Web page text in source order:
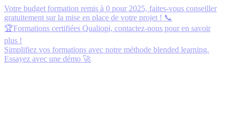
Votre budget formation remis à 0 pour 2025, faites-vous conseiller
gratuitement sur la mise en place de votre projet ! 📞
🏆Formations certifiées Qualiopi, contactez-nous pour en savoir
plus !
Simplifiez vos formations avec notre méthode blended learning.
Essayez avec une démo 🚀